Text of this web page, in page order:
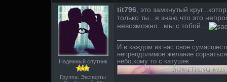
Надежный спутник
Группа: Эксперты
tit796 , это замкнутый
только ты...я знаю,что это
невозможно...мы с тобой...
И в каждом из нас свое
непреодолимое желание
небо,кому то с катушек.